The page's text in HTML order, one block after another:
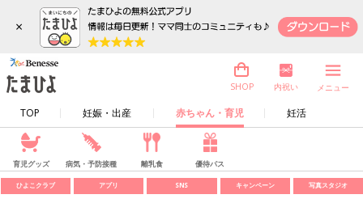
×
TOP 妊娠・出産 赤ちゃん・育児 妊活
SHOP 内祝い メニュー
育児グッズ 病気・予防接種 離乳食 優待パス
ひよこクラブ アプリ SNS キャンペーン 写真スタジオ